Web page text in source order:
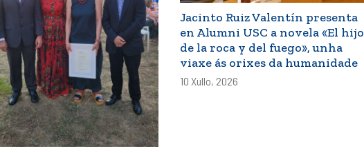
Jacinto Ruiz Valentín presenta
en Alumni USC a novela «El hijo
de la roca y del fuego», unha
viaxe ás orixes da humanidade
10 Xullo, 2026